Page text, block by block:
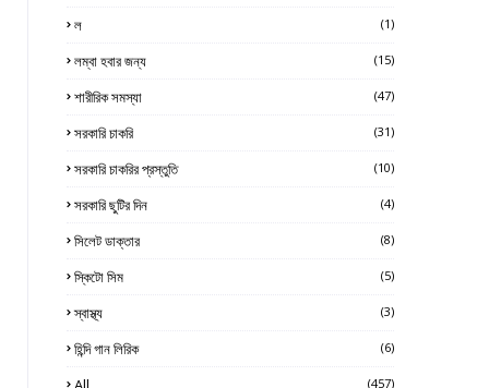
ল (1)
লম্বা হবার জন্য (15)
শারীরিক সমস্যা (47)
সরকারি চাকরি (31)
সরকারি চাকরির প্রস্তুতি (10)
সরকারি ছুটির দিন (4)
সিলেট ডাক্তার (8)
স্কিটো সিম (5)
স্বাস্থ্য (3)
হিন্দি গান লিরিক (6)
(457)